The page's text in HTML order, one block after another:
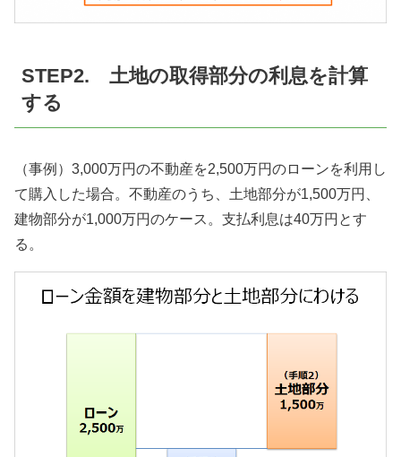
STEP2. 土地の取得部分の利息を計算
する
（事例）3,000万円の不動産を2,500万円のローンを利用し
て購入した場合。不動産のうち、土地部分が1,500万円、
建物部分が1,000万円のケース。支払利息は40万円とす
る。